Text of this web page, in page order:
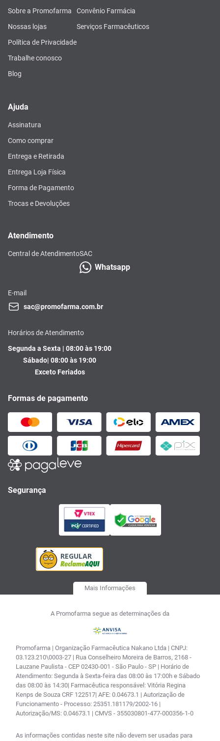
Sobre a Promofarma
Nossas lojas
Política de Privacidade
Trabalhe conosco
Blog
Convênio Farmácia
Serviços Farmacêuticos
Ajuda
Assinatura
Como comprar
Entrega e Retirada
Entrega Loja Física
Forma de Pagamento
Trocas e Devoluções
Atendimento
Central de AtendimentoSAC
Whatsapp
E-mail
sac@promofarma.com.br
Horários de Atendimento
Segunda a Sexta | 08:00 às 19:00
Sábado| 08:00 às 19:00
Exceto Feriados
Formas de pagamento
Segurança
Mais Informações
A Promofarma segue as determinações da
Promofarma | Organização Farmacêutica Nakano Ltda | CNPJ:
03.123.210\0003-27 | Rua Conselheiro Moreira de Barros, 2168 -
Lauzane Paulista - CEP 02430-001 - São Paulo - SP | Horário de
Atendimento: Segunda à Sexta-feira das 08:00 às 17:00h e Sábado
das 08:00 às 14:30| Farmacêutica responsável: Vitória Regina
Kenps de Souza CRF 122517| AFE: 0.04673.1 | Autorização de
Funcionamento - Processo: 25351.181179/2002-16 |
Autorização/MS: 0.04673.1 | CMVS - 355030801-477-000356-1-0
As informações contidas neste site não devem ser usadas para